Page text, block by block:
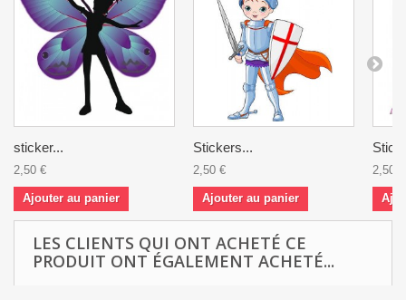
sticker...
2,50 €
Ajouter au panier
Stickers...
2,50 €
Ajouter au panier
2,50 €
LES CLIENTS QUI ONT ACHETÉ CE
PRODUIT ONT ÉGALEMENT ACHETÉ...